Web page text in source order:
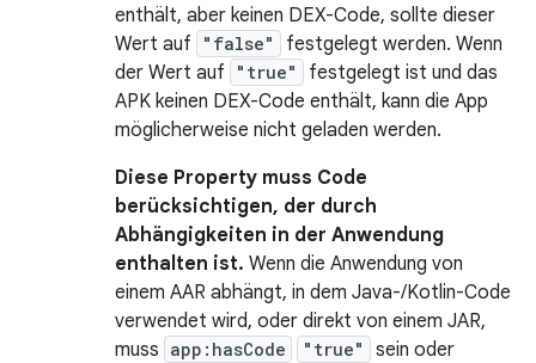
enthält, aber keinen DEX-Code, sollte dieser
Wert auf
"false"
festgelegt werden. Wenn
der Wert auf
"true"
festgelegt ist und das
APK keinen DEX-Code enthält, kann die App
möglicherweise nicht geladen werden.
Diese Property muss Code
berücksichtigen, der durch
Abhängigkeiten in der Anwendung
enthalten ist. Wenn die Anwendung von
einem AAR abhängt, in dem Java-/Kotlin-Code
verwendet wird, oder direkt von einem JAR,
muss app:hasCode "true"
sein oder